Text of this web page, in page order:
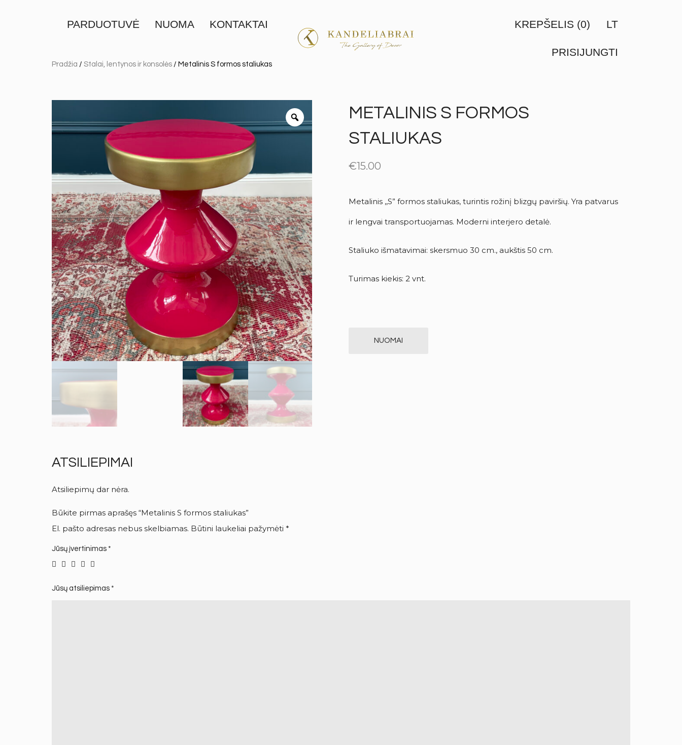
PARDUOTUVĖ NUOMA KONTAKTAI
LT
EN
KREPŠELIS (0)
PRISIJUNGTI
Pradžia / Stalai, lentynos ir konsolės / Metalinis S formos staliukas
METALINIS S FORMOS
STALIUKAS
€15.00
Metalinis ,,S” formos staliukas, turintis rožinį blizgų paviršių. Yra patvarus
ir lengvai transportuojamas. Moderni interjero detalė.
Staliuko išmatavimai: skersmuo 30 cm., aukštis 50 cm.
Turimas kiekis: 2 vnt.
NUOMAI
ATSILIEPIMAI
Atsiliepimų dar nėra.
Būkite pirmas aprašęs “Metalinis S formos staliukas”
El. pašto adresas nebus skelbiamas. Būtini laukeliai pažymėti *
Jūsų įvertinimas *
Jūsų atsiliepimas *